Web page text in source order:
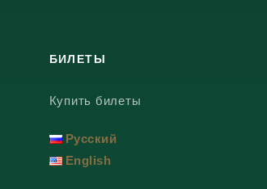
БИЛЕТЫ
Купить билеты
Русский
English